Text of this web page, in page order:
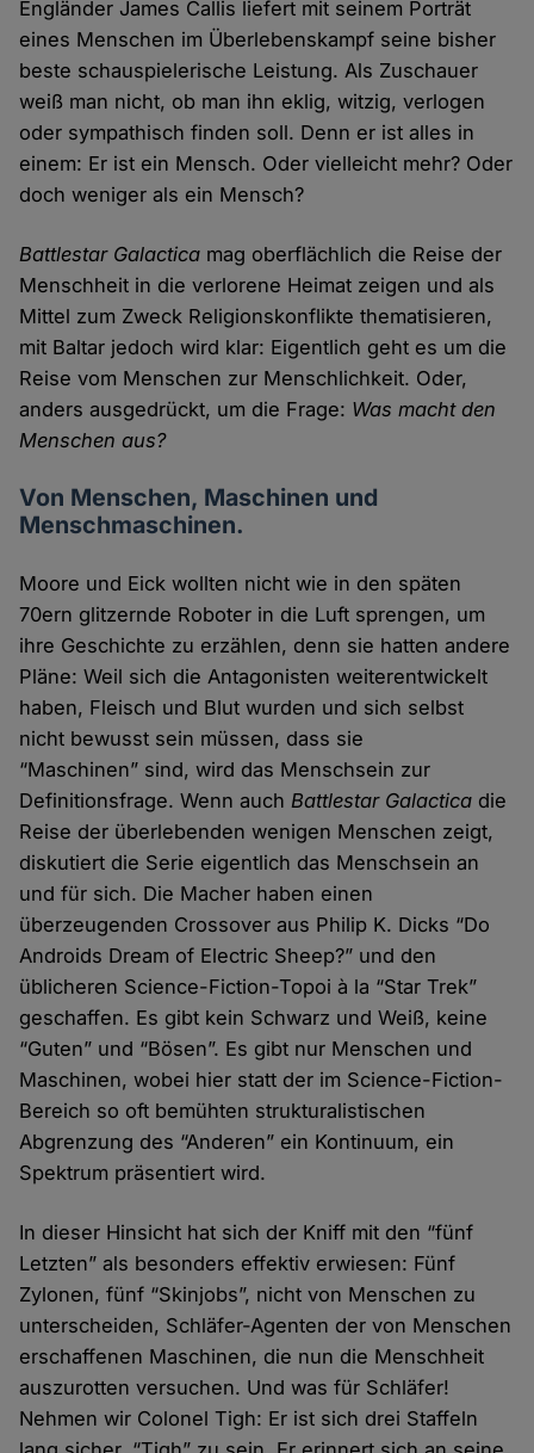
Engländer James Callis liefert mit seinem Porträt
eines Menschen im Überlebenskampf seine bisher
beste schauspielerische Leistung. Als Zuschauer
weiß man nicht, ob man ihn eklig, witzig, verlogen
oder sympathisch finden soll. Denn er ist alles in
einem: Er ist ein Mensch. Oder vielleicht mehr? Oder
doch weniger als ein Mensch?
Battlestar Galactica mag oberflächlich die Reise der
Menschheit in die verlorene Heimat zeigen und als
Mittel zum Zweck Religionskonflikte thematisieren,
mit Baltar jedoch wird klar: Eigentlich geht es um die
Reise vom Menschen zur Menschlichkeit. Oder,
anders ausgedrückt, um die Frage: Was macht den
Menschen aus?
Von Menschen, Maschinen und
Menschmaschinen.
Moore und Eick wollten nicht wie in den späten
70ern glitzernde Roboter in die Luft sprengen, um
ihre Geschichte zu erzählen, denn sie hatten andere
Pläne: Weil sich die Antagonisten weiterentwickelt
haben, Fleisch und Blut wurden und sich selbst
nicht bewusst sein müssen, dass sie
“Maschinen” sind, wird das Menschsein zur
Definitionsfrage. Wenn auchBattlestar Galactica die
Reise der überlebenden wenigen Menschen zeigt,
diskutiert die Serie eigentlich das Menschsein an
und für sich. Die Macher haben einen
überzeugenden Crossover aus Philip K. Dicks “Do
Androids Dream of Electric Sheep?” und den
üblicheren Science-Fiction-Topoi à la “Star Trek”
geschaffen. Es gibt kein Schwarz und Weiß, keine
“Guten” und “Bösen”. Es gibt nur Menschen und
Maschinen, wobei hier statt der im Science-Fiction-
Bereich so oft bemühten strukturalistischen
Abgrenzung des “Anderen” ein Kontinuum, ein
Spektrum präsentiert wird.
In dieser Hinsicht hat sich der Kniff mit den “fünf
Letzten” als besonders effektiv erwiesen: Fünf
Zylonen, fünf “Skinjobs”, nicht von Menschen zu
unterscheiden, Schläfer-Agenten der von Menschen
erschaffenen Maschinen, die nun die Menschheit
auszurotten versuchen. Und was für Schläfer!
Nehmen wir Colonel Tigh: Er ist sich drei Staffeln